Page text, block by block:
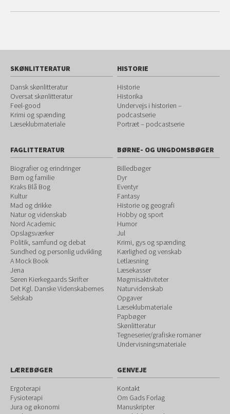
SKØNLITTERATUR
Dansk skønlitteratur
Oversat skønlitteratur
Feel-good
Krimi og spænding
Læseklubmateriale
HISTORIE
Historie
Historika
Undervejs i historien –
podcastserie
Portræt – podcastserie
FAGLITTERATUR
Biografier og erindringer
Børn og familie
Kraks Blå Bog
Kultur
Mad og drikke
Natur og videnskab
Nord Academic
Opslagsværker
Politik, samfund og debat
Sundhed og personlig udvikling
A Mock Book
Jena
Søren Kierkegaards Skrifter
Det Kgl. Danske Videnskabernes
Selskab
BØRNE- OG UNGDOMSBØGER
Billedbøger
Dyr
Eventyr
Fantasy
Historie og geografi
Hobby og sport
Humor
Jul
Krimi, gys og spænding
Kærlighed og venskab
Letlæsning
Læsekasser
Møgmisaktiviteter
Naturvidenskab
Opgaver
Læseklubmateriale
Papbøger
Skønlitteratur
Tegneserier/grafiske romaner
Undervisningsmateriale
LÆREBØGER
Ergoterapi
Fysioterapi
Jura og økonomi
GENVEJE
Kontakt
Om Gads Forlag
Manuskripter